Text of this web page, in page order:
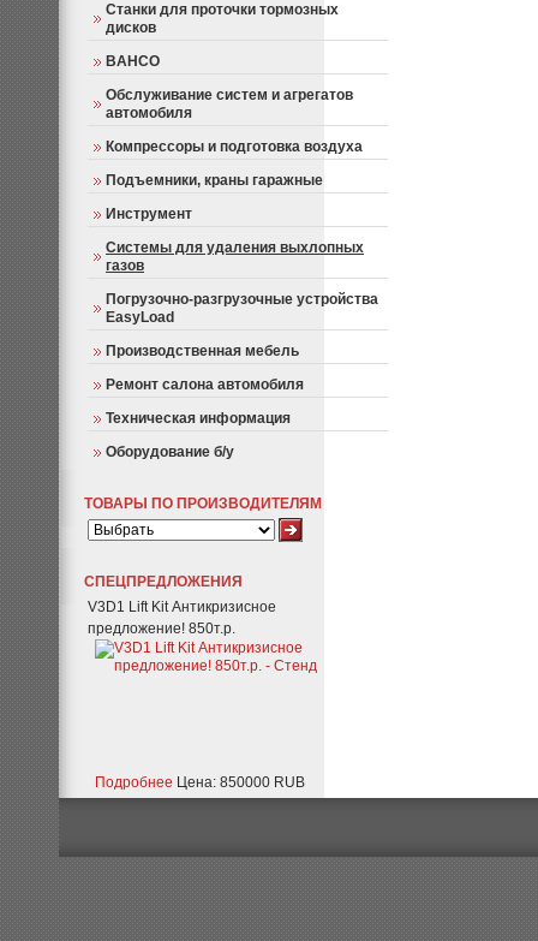
Станки для проточки тормозных
дисков
BAHCO
Обслуживание систем и агрегатов
автомобиля
Компрессоры и подготовка воздуха
Подъемники, краны гаражные
Инструмент
Системы для удаления выхлопных
газов
Погрузочно-разгрузочные устройства
EasyLoad
Производственная мебель
Ремонт салона автомобиля
Техническая информация
Оборудование б/у
ТОВАРЫ ПО ПРОИЗВОДИТЕЛЯМ
СПЕЦПРЕДЛОЖЕНИЯ
V3D1 Lift Kit Антикризисное
предложение! 850т.р.
Подробнее Цена: 850000 RUB